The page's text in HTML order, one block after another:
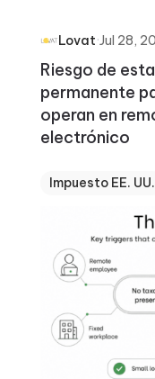
Lovat·Jul 28,
Riesgo de
permanente
operan en
electrónico
Impuesto EE. UU.